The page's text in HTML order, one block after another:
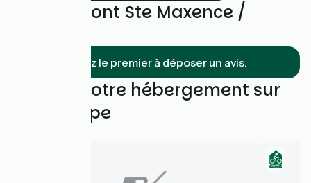
Avis sur Pont Ste Maxence /
Soyez le premier à déposer un avis.
Trouvez votre hébergement sur
cette étape